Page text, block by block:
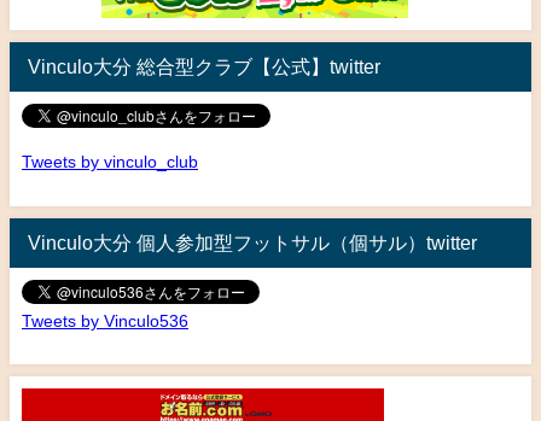
Vinculo大分 総合型クラブ【公式】twitter
Tweets by vinculo_club
Vinculo大分 個人参加型フットサル（個サル）twitter
Tweets by Vinculo536